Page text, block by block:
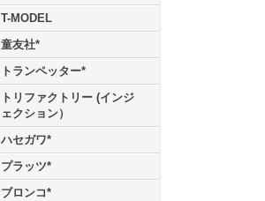
T-MODEL
童友社*
トランペッター*
トリファクトリー (インジ
ェクション）
ハセガワ*
プラッツ*
ブロンコ*